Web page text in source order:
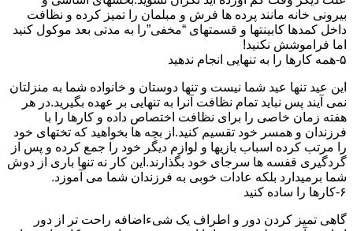
بیرونی خانه مانند پرده ها فرش و مبلمان را تمیز کرده و نظافت
داخل کمدها کابینتها و قسمتهای “مخفی”را به مدتی بعد موکول کنید
اما فراموشش نکنید!
۵-همه کارها را به تنهایی انجام ندهید
این عید تنها عید شما نیست و تنها دوستان و خانواده شما به منزلتان
نمی آیند پس نباید تمام نظافت آنرا به تنهایی بر عهده بگیرید.در هر
هفته زمان خاصی را برای نظافت اختصاص داده و کارها را با
فرزندان و همسر خود تقسیم کنید.از بچه ها بخواهید که تختهای خود
را مرتب کرده اسباب بازیها و لوازم دیگر خود را جمع کرده و پس از
گردگیری قفسه ها سرجای خود بگذارند.این کار نه تنها باری از دوش
شما برمیدارد بلکه عادات خوبی به فرزندان شما می آموزد.
۶-کارها را ساده کنید
گاهی تمیز کردن دور و اطراف یک شیءاضافه راحت تر از دور